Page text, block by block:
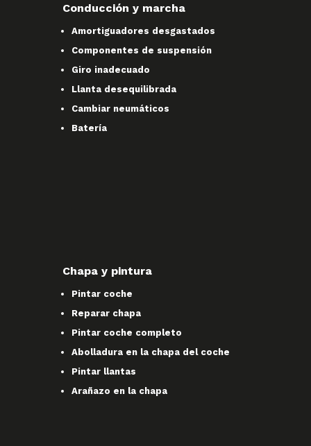
Conducción y marcha
Amortiguadores desgastados
Componentes de suspensión
Giro inadecuado
Llanta desequilibrada
Cambiar neumáticos
Batería
Chapa y pintura
Pintar coche
Reparar chapa
Pintar coche completo
Abolladura en la chapa del coche
Pintar llantas
Arañazo en la chapa